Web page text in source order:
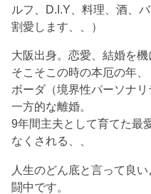
ルフ、D.I.Y、料理、酒、
割愛します、、）
大阪出身。恋愛、結婚を
そこそこの時の本厄の年、
ボーダ（境界性パーソナリ
一方的な離婚。
9年間主夫として育てた最
なくされる、、
人生のどん底と言って良
闘中です。